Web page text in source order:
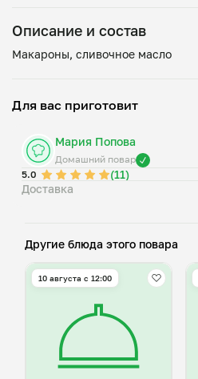
Описание и состав
Для вас приготовит
Мария Попова
Домашний повар
5.0
(11)
Доставка
Другие блюда этого повара
10 августа с 12:00